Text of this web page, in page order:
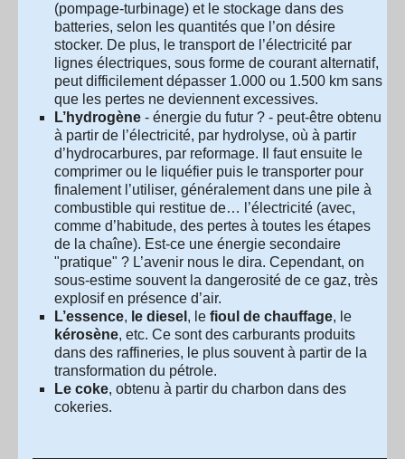
(pompage-turbinage) et le stockage dans des
batteries, selon les quantités que l’on désire
stocker. De plus, le transport de l’électricité par
lignes électriques, sous forme de courant alternatif,
peut difficilement dépasser 1.000 ou 1.500 km sans
que les pertes ne deviennent excessives.
L’hydrogène - énergie du futur ? - peut-être obtenu
à partir de l’électricité, par hydrolyse, où à partir
d’hydrocarbures, par reformage. Il faut ensuite le
comprimer ou le liquéfier puis le transporter pour
finalement l’utiliser, généralement dans une pile à
combustible qui restitue de… l’électricité (avec,
comme d’habitude, des pertes à toutes les étapes
de la chaîne). Est-ce une énergie secondaire
"pratique" ? L’avenir nous le dira. Cependant, on
sous-estime souvent la dangerosité de ce gaz, très
explosif en présence d’air.
L’essence, le diesel , le fioul de chauffage, le
kérosène, etc. Ce sont des carburants produits
dans des raffineries, le plus souvent à partir de la
transformation du pétrole.
Le coke, obtenu à partir du charbon dans des
cokeries.